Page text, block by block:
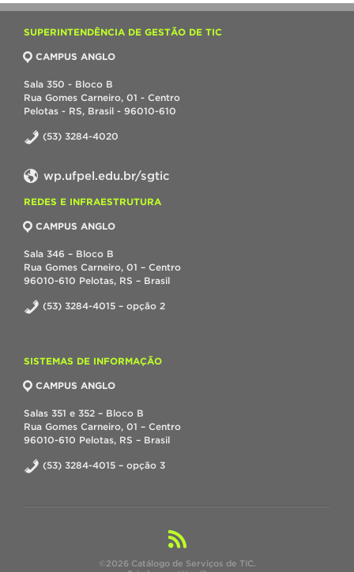
SUPERINTENDÊNCIA DE GESTÃO DE TIC
CAMPUS ANGLO
Sala 350 - Bloco B
Rua Gomes Carneiro, 01 - Centro
Pelotas - RS, Brasil - 96010-610
wp.ufpel.edu.br/sgtic
(53) 3284-4020
REDES E INFRAESTRUTURA
CAMPUS ANGLO
Sala 346 – Bloco B
Rua Gomes Carneiro, 01 – Centro
96010-610 Pelotas, RS – Brasil
(53) 3284-4015 – opção 2
SISTEMAS DE INFORMAÇÃO
CAMPUS ANGLO
Salas 351 e 352 – Bloco B
Rua Gomes Carneiro, 01 – Centro
96010-610 Pelotas, RS – Brasil
(53) 3284-4015 – opção 3
©2026 Catálogo de Serviços de TIC.